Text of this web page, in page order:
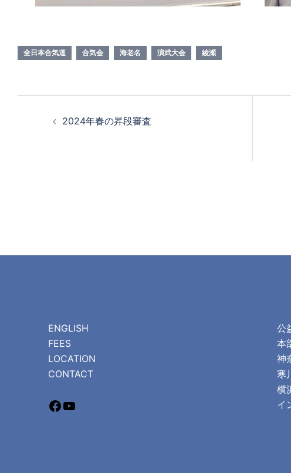
全日本合気道 合気会 海老名 演武大会 綾瀬
2024年春の昇段審査
ENGLISH
FEES
LOCATION
CONTACT
公
本
神
寒
横
イ